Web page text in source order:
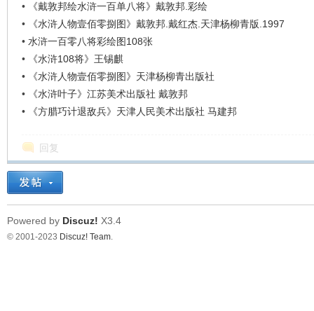
•
《戴敦邦绘水浒一百单八将》戴敦邦.彩绘
•
《水浒人物壹佰零捌图》戴敦邦.戴红杰.天津杨柳青版.1997
• 水浒一百零八将彩绘图108张
•
《水浒108将》王锡麒
•
《水浒人物壹佰零捌图》天津杨柳青出版社
•
《水浒叶子》江苏美术出版社 戴敦邦
•
《方腊巧计退敌兵》天津人民美术出版社 马建邦
回复
Powered by Discuz! X3.4
© 2001-2023 Discuz! Team.